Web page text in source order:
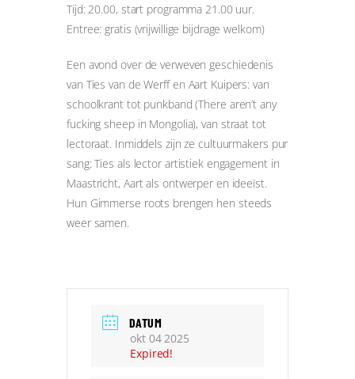
Tijd: 20.00, start programma 21.00 uur.
Entree: gratis (vrijwillige bijdrage welkom)
Een avond over de verweven geschiedenis
van Ties van de Werff en Aart Kuipers: van
schoolkrant tot punkband (There aren’t any
fucking sheep in Mongolia), van straat tot
lectoraat. Inmiddels zijn ze cultuurmakers pur
sang: Ties als lector artistiek engagement in
Maastricht, Aart als ontwerper en ideeïst.
Hun Gimmerse roots brengen hen steeds
weer samen.
DATUM
okt 04 2025
Expired!